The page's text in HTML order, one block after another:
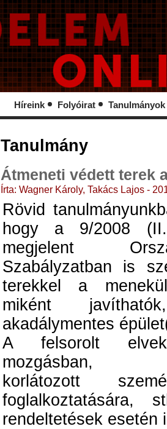
Híreink Folyóirat Tanulmányok
Tanulmány
Átmeneti védett terek
Írta: Wagner Károly, Takács Lajos -
Rövid
hogy a 9/2008
megjelent
Szabályzatban is
terekkel a
miként
akadálymentes
A felsorolt
mozgásban,
korlátozott
foglalkoztatására,
rendeltetések esetén